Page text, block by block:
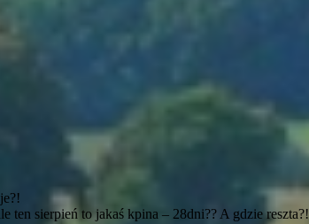
sierpień to jakaś kpina – 28dni?? A gdzie reszta?!